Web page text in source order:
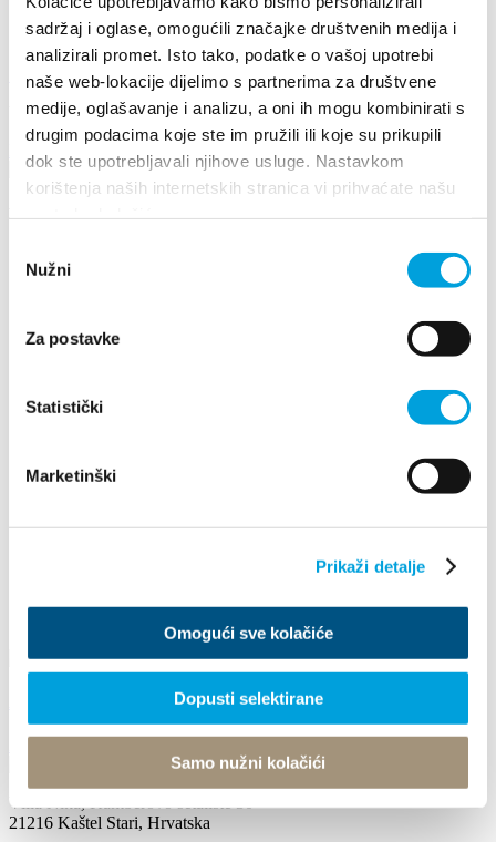
sadržaj i oglase, omogućili značajke društvenih medija i
analizirali promet. Isto tako, podatke o vašoj upotrebi
naše web-lokacije dijelimo s partnerima za društvene
medije, oglašavanje i analizu, a oni ih mogu kombinirati s
drugim podacima koje ste im pružili ili koje su prikupili
dok ste upotrebljavali njihove usluge. Nastavkom
korištenja naših internetskih stranica vi prihvaćate našu
pristanka
Nužni
Za postavke
Statistički
Marketinški
Prikaži detalje
Omogući sve kolačiće
Dopusti selektirane
Samo nužni kolačići
es
+385 21 227 933 info@kastela-info.hr
Villa Nika, Kamberovo šetalište 30, 21216 Kaštel Stari, Hrvatska
Richtungen
Veranstaltungen
2021
2022
2019
2016
ADVENT IN KAŠTELA 2021
Villa Nika, Kamberovo šetalište 30
21216 Kaštel Stari, Hrvatska